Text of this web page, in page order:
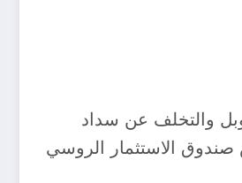
والتخلف عن سداد
صندوق الاستثمار الروسي